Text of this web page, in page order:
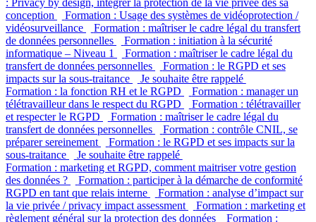
conception
Formation : Usage des systèmes de vidéoprotection /
vidéosurveillance
Formation : maîtriser le cadre légal du transfert
de données personnelles
Formation : initiation à la sécurité
informatique – Niveau 1
Formation : maîtriser le cadre légal du
transfert de données personnelles
Formation : le RGPD et ses
impacts sur la sous-traitance
Je souhaite être rappelé
Formation : la fonction RH et le RGPD
Formation : manager un
télétravailleur dans le respect du RGPD
Formation : télétravailler
et respecter le RGPD
Formation : maîtriser le cadre légal du
transfert de données personnelles
Formation : contrôle CNIL, se
préparer sereinement
Formation : le RGPD et ses impacts sur la
sous-traitance
Je souhaite être rappelé
Formation : marketing et RGPD, comment maitriser votre gestion
des données ?
Formation : participer à la démarche de conformité
RGPD en tant que relais interne
Formation : analyse d’impact sur
la vie privée / privacy impact assessment
Formation : marketing et
règlement général sur la protection des données
Formation :